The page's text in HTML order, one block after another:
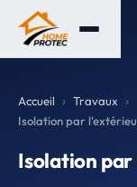
Accueil Travaux
Isolation par
Isolation par